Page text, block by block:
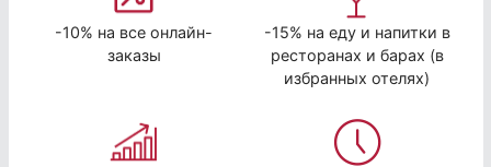
-10% на все онлайн-
заказы
-15% на еду и напитки в
ресторанах и барах (в
избранных отелях)